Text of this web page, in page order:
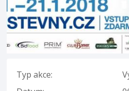
Typ akce: